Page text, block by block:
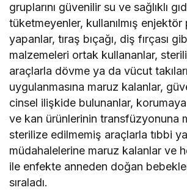
gruplarını güvenilir su ve sağlıklı
tüketmeyenler, kullanılmış enjektör
yapanlar, tıraş bıçağı, diş fırçası
malzemeleri ortak kullananlar,
araçlarla dövme ya da vücut
uygulanmasına maruz kalanlar,
cinsel ilişkide bulunanlar,
ve kan ürünlerinin transfüzyonuna
sterilize edilmemiş araçlarla tıbbi
müdahalelerine maruz kalanlar ve
ile enfekte anneden doğan
sıraladı.